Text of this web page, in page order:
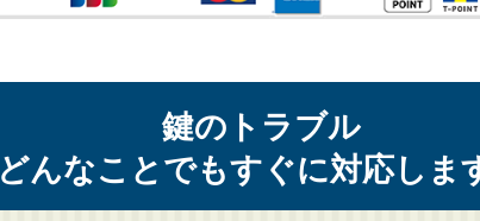
鍵のトラブル
どんなことでもすぐに対応しま